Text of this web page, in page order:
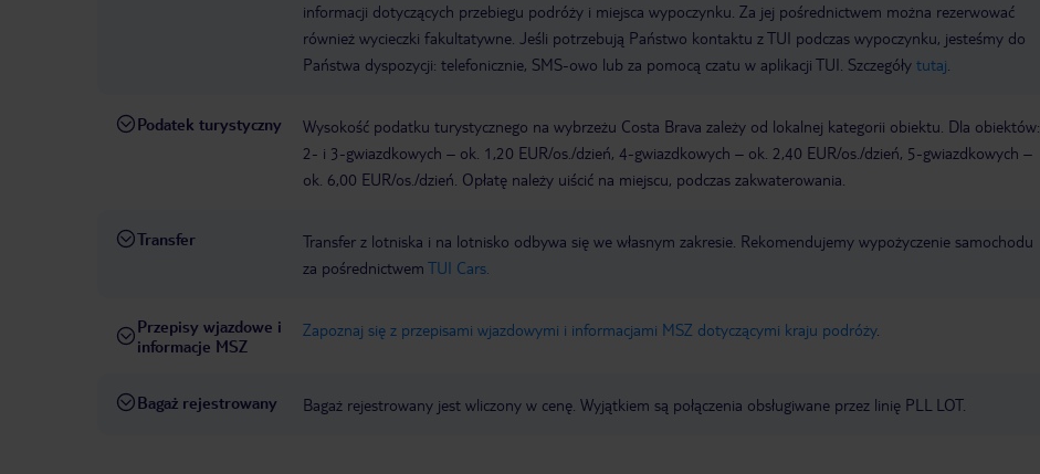
informacji dotyczących przebiegu podróży i miejsca wypoczynku. Za jej pośrednictwem można rezerwować
również wycieczki fakultatywne. Jeśli potrzebują Państwo kontaktu z TUI podczas wypoczynku, jesteśmy do
Państwa dyspozycji: telefonicznie, SMS-owo lub za pomocą czatu w aplikacji TUI. Szczegóły tutaj
Podatek turystyczny
Wysokość podatku turystycznego na wybrzeżu Costa Brava zależy od lokalnej kategorii obiektu. Dla obiektów:
2- i 3-gwiazdkowych – ok. 1,20 EUR/os./dzień, 4-gwiazdkowych – ok. 2,40 EUR/os./dzień, 5-gwiazdkowych –
ok. 6,00 EUR/os./dzień. Opłatę należy uiścić na miejscu, podczas zakwaterowania.
Transfer
Transfer z lotniska i na lotnisko odbywa się we własnym zakresie. Rekomendujemy wypożyczenie samochodu
za pośrednictwem TUI Cars.
Przepisy wjazdowe i
informacje MSZ
Zapoznaj się z przepisami wjazdowymi i informacjami MSZ dotyczącymi kraju podróży.
Bagaż rejestrowany Bagaż rejestrowany jest wliczony w cenę. Wyjątkiem są połączenia obsługiwane przez linię PLL LOT.